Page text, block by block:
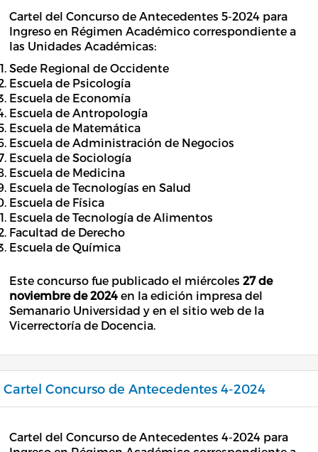
Cartel del Concurso de Antecedentes 5-2024 para
Ingreso en Régimen Académico correspondiente a
las Unidades Académicas:
Sede Regional de Occidente
Escuela de Psicología
Escuela de Economía
Escuela de Antropología
Escuela de Matemática
Escuela de Administración de Negocios
Escuela de Sociología
Escuela de Medicina
Escuela de Tecnologías en Salud
Escuela de Física
Escuela de Tecnología de Alimentos
Facultad de Derecho
Escuela de Química
Este concurso fue publicado el miércoles 27 de
noviembre de 2024 en la edición impresa del
Semanario Universidad y en el sitio web de la
Vicerrectoría de Docencia.
Cartel Concurso de Antecedentes 4-2024
Cartel del Concurso de Antecedentes 4-2024 para